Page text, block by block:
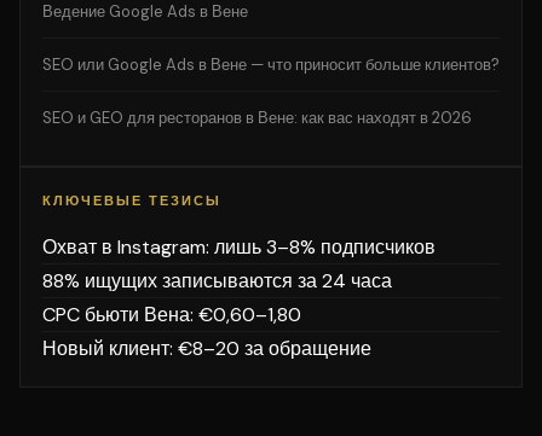
Ведение Google Ads в Вене
SEO или Google Ads в Вене — что приносит больше клиентов?
SEO и GEO для ресторанов в Вене: как вас находят в 2026
КЛЮЧЕВЫЕ ТЕЗИСЫ
Охват в Instagram: лишь 3–8% подписчиков
88% ищущих записываются за 24 часа
CPC бьюти Вена: €0,60–1,80
Новый клиент: €8–20 за обращение